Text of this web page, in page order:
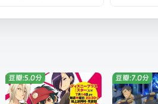
豆瓣:5.0分 豆瓣:7.0分